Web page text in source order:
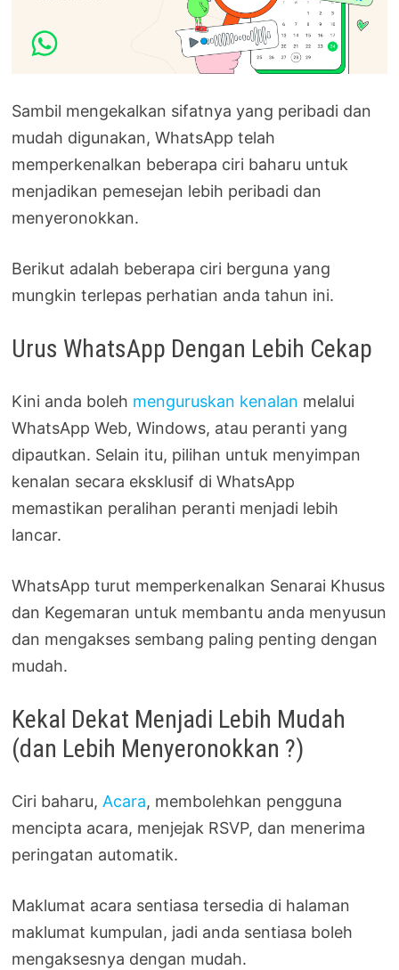
Sambil mengekalkan sifatnya yang peribadi dan
mudah digunakan, WhatsApp telah
memperkenalkan beberapa ciri baharu untuk
menjadikan pemesejan lebih peribadi dan
menyeronokkan.
Berikut adalah beberapa ciri berguna yang
mungkin terlepas perhatian anda tahun ini.
Urus WhatsApp Dengan Lebih Cekap
Kini anda boleh menguruskan kenalan melalui
WhatsApp Web, Windows, atau peranti yang
dipautkan. Selain itu, pilihan untuk menyimpan
kenalan secara eksklusif di WhatsApp
memastikan peralihan peranti menjadi lebih
lancar.
WhatsApp turut memperkenalkan Senarai Khusus
dan Kegemaran untuk membantu anda menyusun
dan mengakses sembang paling penting dengan
mudah.
Kekal Dekat Menjadi Lebih Mudah
(dan Lebih Menyeronokkan ?)
Ciri baharu,Acara, membolehkan pengguna
mencipta acara, menjejak RSVP, dan menerima
peringatan automatik.
Maklumat acara sentiasa tersedia di halaman
maklumat kumpulan, jadi anda sentiasa boleh
mengaksesnya dengan mudah.